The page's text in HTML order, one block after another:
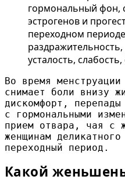
гормональный фон,
эстрогенов и
переходном
усталость,
Во время
снимает боли внизу
дискомфорт,
с гормональными
прием отвара, чая с
женщинам
переходный период.
Какой